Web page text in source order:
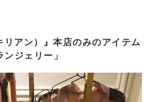
リアン）』本店のみのアイテム
ンジェリー」